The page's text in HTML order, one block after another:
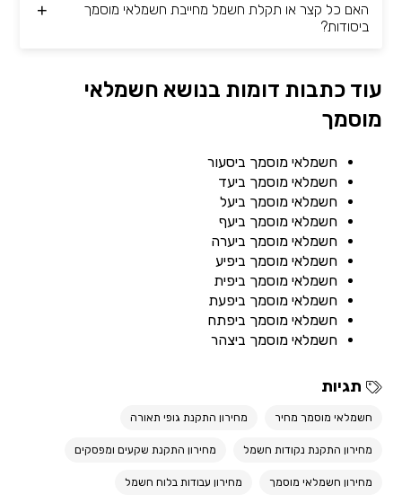
האם כל קצר או תקלת חשמל מחייבת חשמלאי מוסמך
ביסודות?
עוד כתבות דומות בנושא חשמלאי
מוסמך
חשמלאי מוסמך ביסעור
חשמלאי מוסמך ביעד
חשמלאי מוסמך ביעל
חשמלאי מוסמך ביעף
חשמלאי מוסמך ביערה
חשמלאי מוסמך ביפיע
חשמלאי מוסמך ביפית
חשמלאי מוסמך ביפעת
חשמלאי מוסמך ביפתח
חשמלאי מוסמך ביצהר
תגיות
חשמלאי מוסמך מחיר מחירון התקנת גופי תאורה
מחירון התקנת נקודות חשמל מחירון התקנת שקעים ומפסקים
מחירון חשמלאי מוסמך מחירון עבודות בלוח חשמל